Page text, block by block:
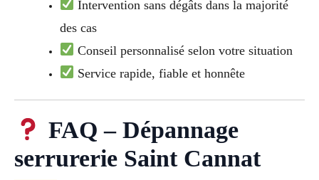
Intervention sans dégâts dans la majorité
des cas
Conseil personnalisé selon votre situation
Service rapide, fiable et honnête
FAQ – Dépannage
serrurerie Saint Cannat